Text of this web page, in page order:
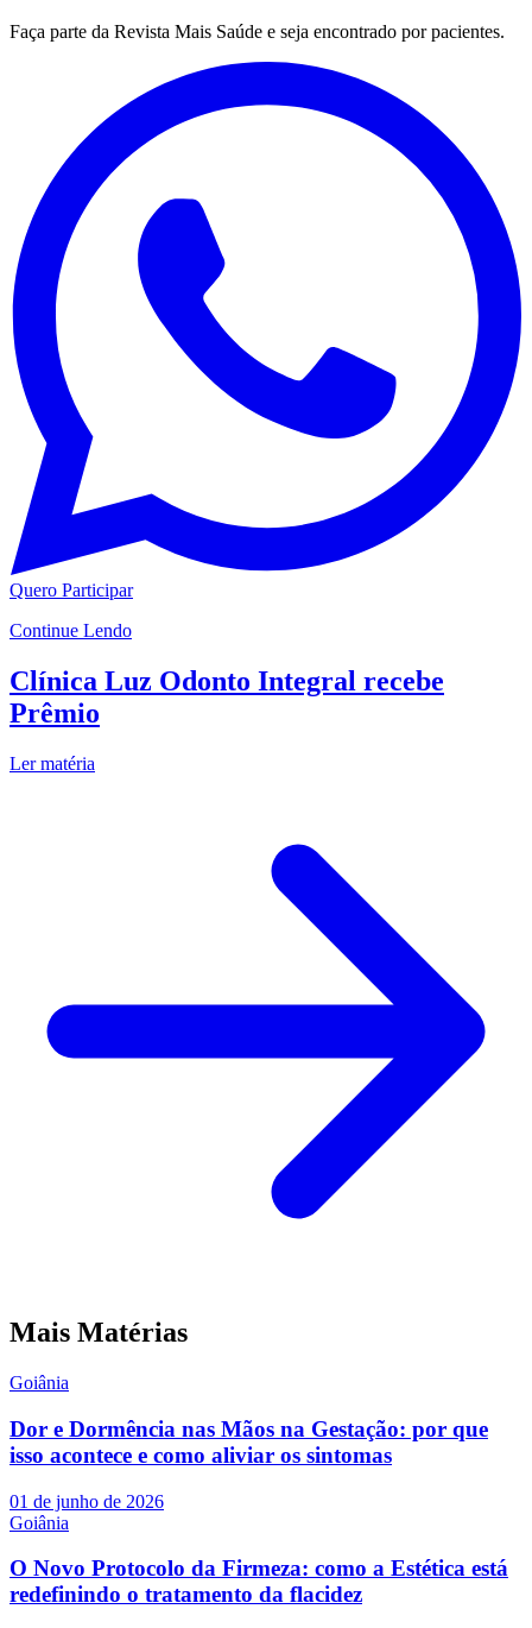
Faça parte da Revista Mais Saúde e seja encontrado por pacientes.
Quero Participar
Continue Lendo
Clínica Luz Odonto Integral recebe
Prêmio
Ler matéria
Mais Matérias
Goiânia
Dor e Dormência nas Mãos na Gestação: por que
isso acontece e como aliviar os sintomas
01 de junho de 2026
Goiânia
O Novo Protocolo da Firmeza: como a Estética está
redefinindo o tratamento da flacidez